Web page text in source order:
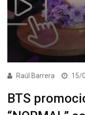
Raúl Barrera 15/
BTS